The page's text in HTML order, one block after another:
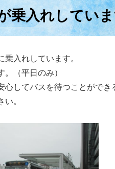
乗入れしてい
入れしています。
（平日のみ）
してバスを待つことができ
。